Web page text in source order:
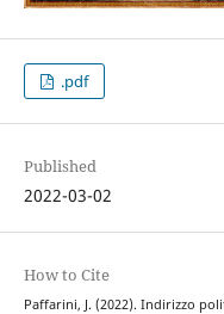
.pdf
Published
2022-03-02
How to Cite
Paffarini, J. (2022). Indirizzo